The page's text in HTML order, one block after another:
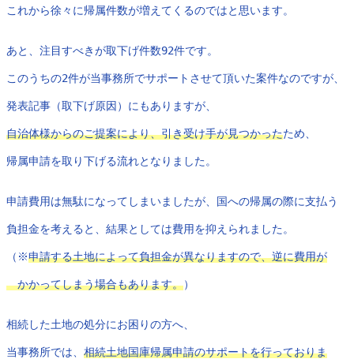
これから徐々に帰属件数が増えてくるのではと思います。
あと、注目すべきが取下げ件数92件です。
このうちの2件が当事務所でサポートさせて頂いた案件なのですが、
発表記事（取下げ原因）にもありますが、
自治体様からのご提案により、引き受け手が見つかったため、
帰属申請を取り下げる流れとなりました。
申請費用は無駄になってしまいましたが、国への帰属の際に支払う
負担金を考えると、結果としては費用を抑えられました。
（※申請する土地によって負担金が異なりますので、逆に費用が
かかってしまう場合もあります。）
相続した土地の処分にお困りの方へ、
当事務所では、 相続土地国庫帰属申請のサポートを行っておりま